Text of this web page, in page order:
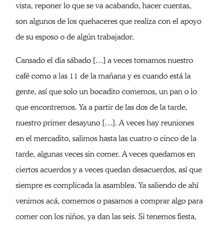
vista, reponer lo que se va acabando, hacer cuentas,
son algunos de los quehaceres que realiza con el apoyo
de su esposo o de algún trabajador.
Cansado el día sábado […] a veces tomamos nuestro
café como a las 11 de la mañana y es cuando está la
gente, así que solo un bocadito comemos, un pan o lo
que encontremos. Ya a partir de las dos de la tarde,
nuestro primer desayuno […]. A veces hay reuniones
en el mercadito, salimos hasta las cuatro o cinco de la
tarde, algunas veces sin comer. A veces quedamos en
ciertos acuerdos y a veces quedan desacuerdos, así que
siempre es complicada la asamblea. Ya saliendo de ahí
venimos acá, comemos o pasamos a comprar algo para
comer con los niños, ya dan las seis. Si tenemos fiesta,